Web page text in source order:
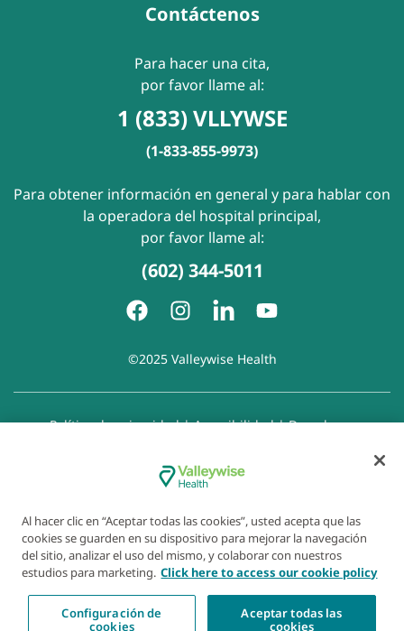
Contáctenos
Para hacer una cita,
por favor llame al:
1 (833) VLLYWSE
(1-833-855-9973)
Para obtener información en general y para hablar con
la operadora del hospital principal,
por favor llame al:
(602) 344-5011
©2025 Valleywise Health
Política de privacidad|Accesibilidad|Derechos y
Aviso de Prohibición de la Discriminación
Exención de responsabilidad con respecto a sitios web
Al hacer clic en “Aceptar todas las cookies”, usted acepta que las
cookies se guarden en su dispositivo para mejorar la navegación
del sitio, analizar el uso del mismo, y colaborar con nuestros
estudios para marketing. Click here to access our cookie policy
Configuración de
cookies
Aceptar todas las
cookies